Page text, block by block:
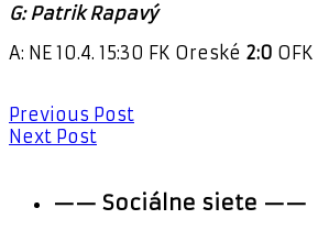
G: Patrik Rapavý
A: NE 10.4. 15:30 FK Oreské 2:0
Previous Post
Next Post
—— Sociálne siete ——